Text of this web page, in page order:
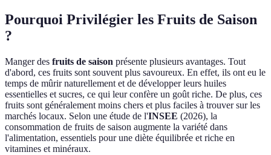
Pourquoi Privilégier les Fruits de Saison
?
Manger des fruits de saison présente plusieurs avantages. Tout
d'abord, ces fruits sont souvent plus savoureux. En effet, ils ont eu le
temps de mûrir naturellement et de développer leurs huiles
essentielles et sucres, ce qui leur confère un goût riche. De plus, ces
fruits sont généralement moins chers et plus faciles à trouver sur les
marchés locaux. Selon une étude de l'INSEE (2026), la
consommation de fruits de saison augmente la variété dans
l'alimentation, essentiels pour une diète équilibrée et riche en
vitamines et minéraux.